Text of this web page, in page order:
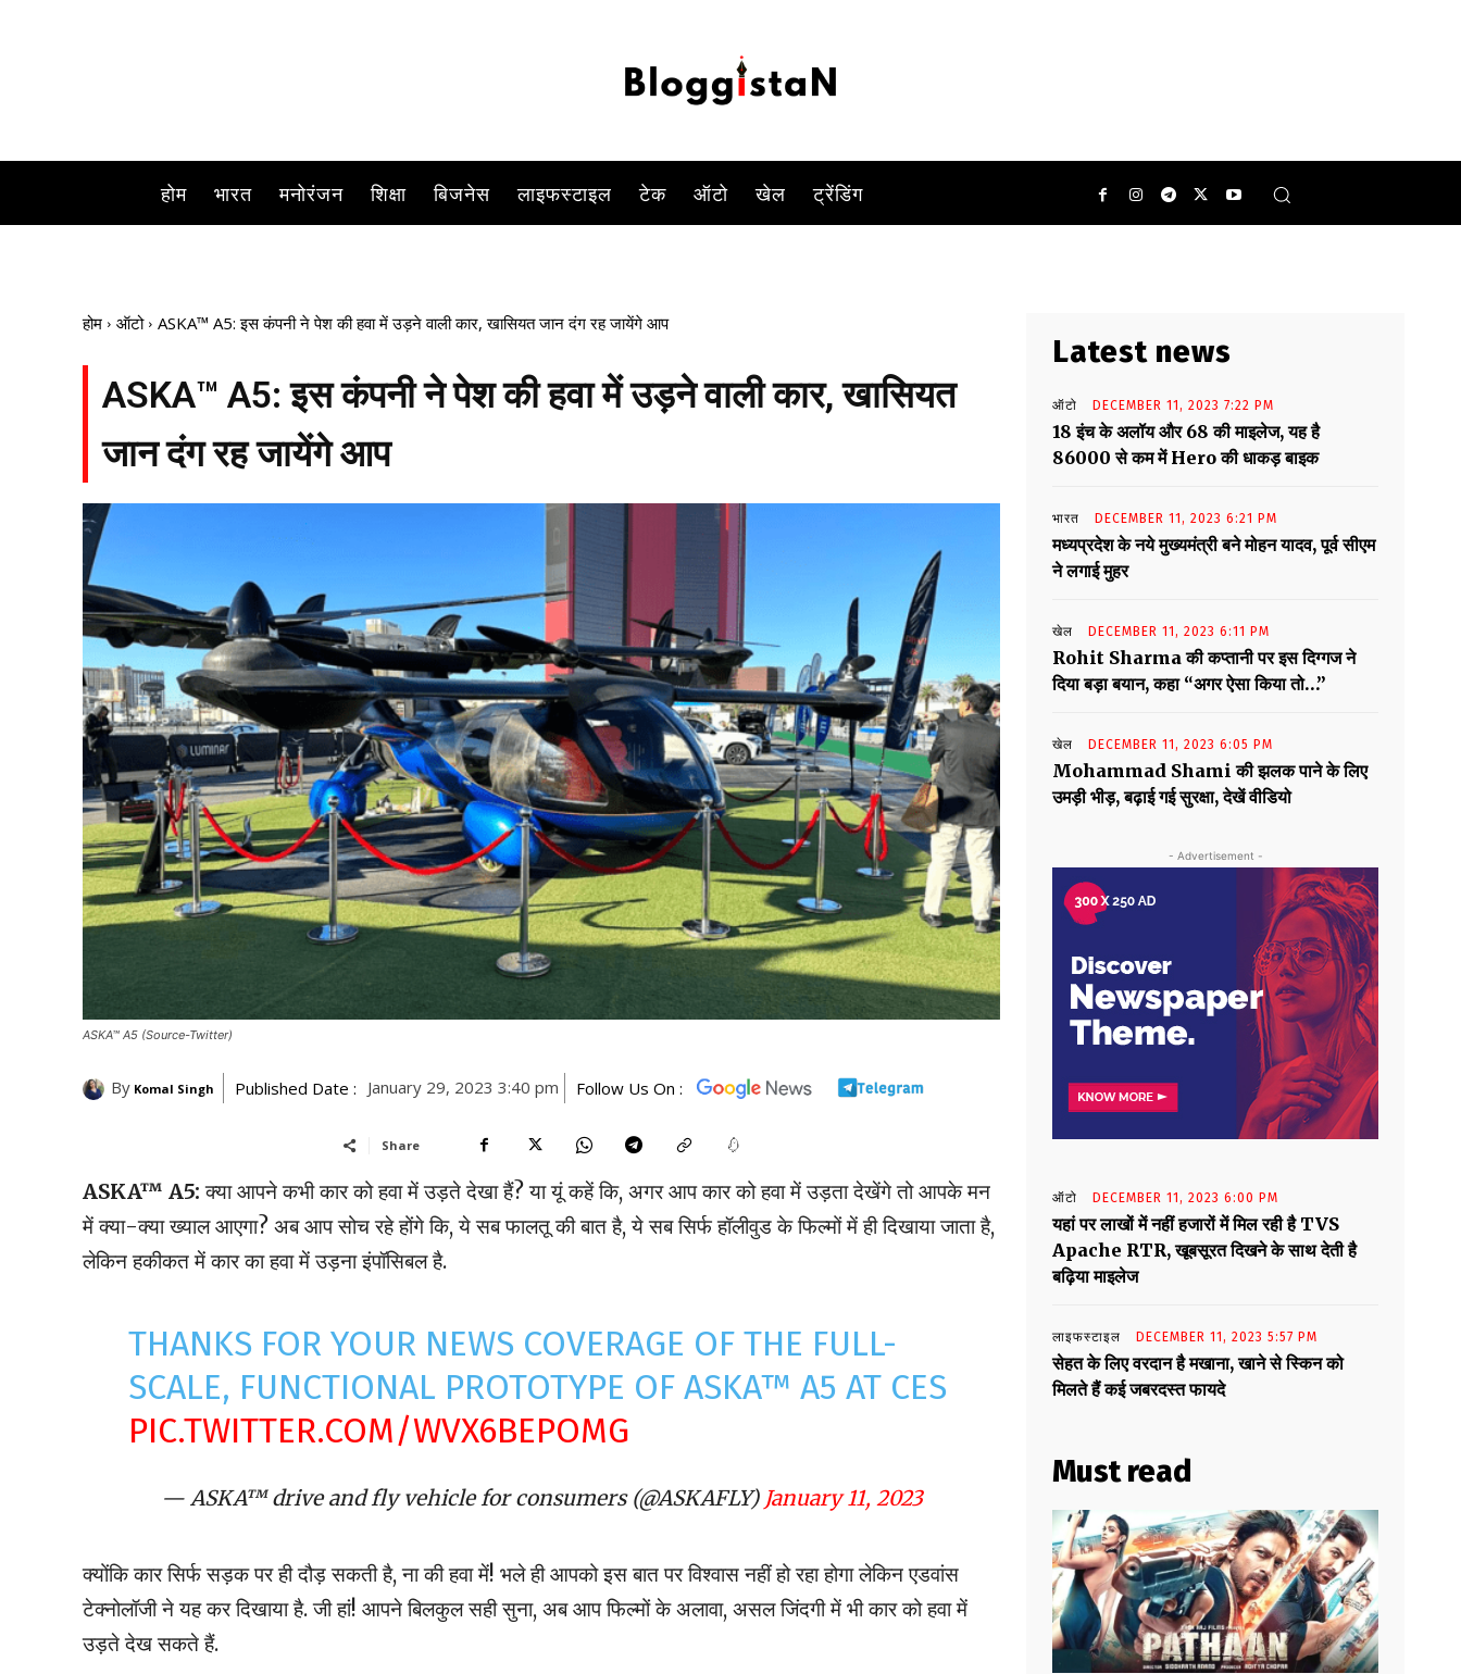
होम भारत मनोरंजन शिक्षा बिजनेस लाइफस्टाइल टेक ऑटो खेल ट्रेंडिंग
होम ऑटो ASKA™ A5: इस कंपनी ने पेश की हवा में उड़ने वाली कार, खासियत जान दंग रह जायेंगे आप
ASKA™ A5: इस कंपनी ने पेश की हवा में उड़ने वाली कार, खासियत
जान दंग रह जायेंगे आप
ASKA™ A5 (Source-Twitter)
By Komal Singh Published Date : January 29, 2023 3:40 pm Follow Us On :
Share
ASKA™ A5: क्या आपने कभी कार को हवा में उड़ते देखा हैं? या यूं कहें कि, अगर आप कार को हवा में उड़ता देखेंगे तो आपके मन
में क्या-क्या ख्याल आएगा? अब आप सोच रहे होंगे कि, ये सब फालतू की बात है, ये सब सिर्फ हॉलीवुड के फिल्मों में ही दिखाया जाता है,
लेकिन हकीकत में कार का हवा में उड़ना इंपॉसिबल है.
THANKS FOR YOUR NEWS COVERAGE OF THE FULL-
SCALE, FUNCTIONAL PROTOTYPE OF ASKA™ A5 AT CES
PIC.TWITTER.COM/WVX6BEPOMG
— ASKA™ drive and fly vehicle for consumers (@ASKAFLY) January 11, 2023
क्योंकि कार सिर्फ सड़क पर ही दौड़ सकती है, ना की हवा में! भले ही आपको इस बात पर विश्वास नहीं हो रहा होगा लेकिन एडवांस
टेक्नोलॉजी ने यह कर दिखाया है. जी हां! आपने बिलकुल सही सुना, अब आप फिल्मों के अलावा, असल जिंदगी में भी कार को हवा में
उड़ते देख सकते हैं.
Latest news
ऑटो DECEMBER 11, 2023 7:22 PM
18 इंच के अलॉय और 68 की माइलेज, यह है
86000 से कम में Hero की धाकड़ बाइक
भारत DECEMBER 11, 2023 6:21 PM
मध्यप्रदेश के नये मुख्यमंत्री बने मोहन यादव, पूर्व सीएम
ने लगाई मुहर
खेल DECEMBER 11, 2023 6:11 PM
Rohit Sharma की कप्तानी पर इस दिग्गज ने
दिया बड़ा बयान, कहा “अगर ऐसा किया तो…”
खेल DECEMBER 11, 2023 6:05 PM
Mohammad Shami की झलक पाने के लिए
उमड़ी भीड़, बढ़ाई गई सुरक्षा, देखें वीडियो
- Advertisement -
ऑटो DECEMBER 11, 2023 6:00 PM
यहां पर लाखों में नहीं हजारों में मिल रही है TVS
Apache RTR, खूबसूरत दिखने के साथ देती है
बढ़िया माइलेज
लाइफस्टाइल DECEMBER 11, 2023 5:57 PM
सेहत के लिए वरदान है मखाना, खाने से स्किन को
मिलते हैं कई जबरदस्त फायदे
Must read